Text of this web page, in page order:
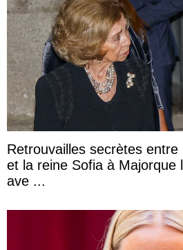
Retrouvailles secrètes
et la reine Sofia à Majorque
ave ...